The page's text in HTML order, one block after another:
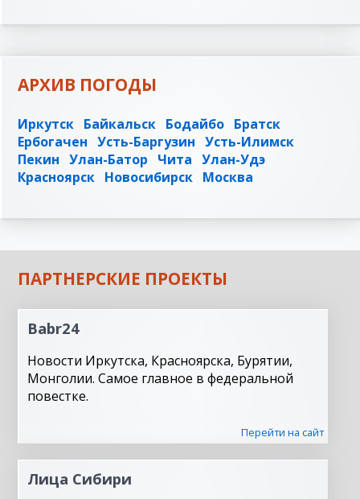
АРХИВ ПОГОДЫ
Иркутск Байкальск Бодайбо Братск
Ербогачен Усть-Баргузин Усть-Илимск
Пекин Улан-Батор Чита Улан-Удэ
Красноярск Новосибирск Москва
ПАРТНЕРСКИЕ ПРОЕКТЫ
Babr24
Новости Иркутска, Красноярска, Бурятии,
Монголии. Самое главное в федеральной
повестке.
Перейти на сайт
Лица Сибири